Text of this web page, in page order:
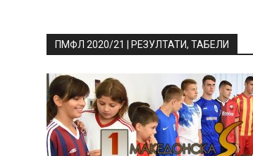
ПМФЛ 2020/21 | РЕЗУЛТАТИ, ТАБЕЛИ